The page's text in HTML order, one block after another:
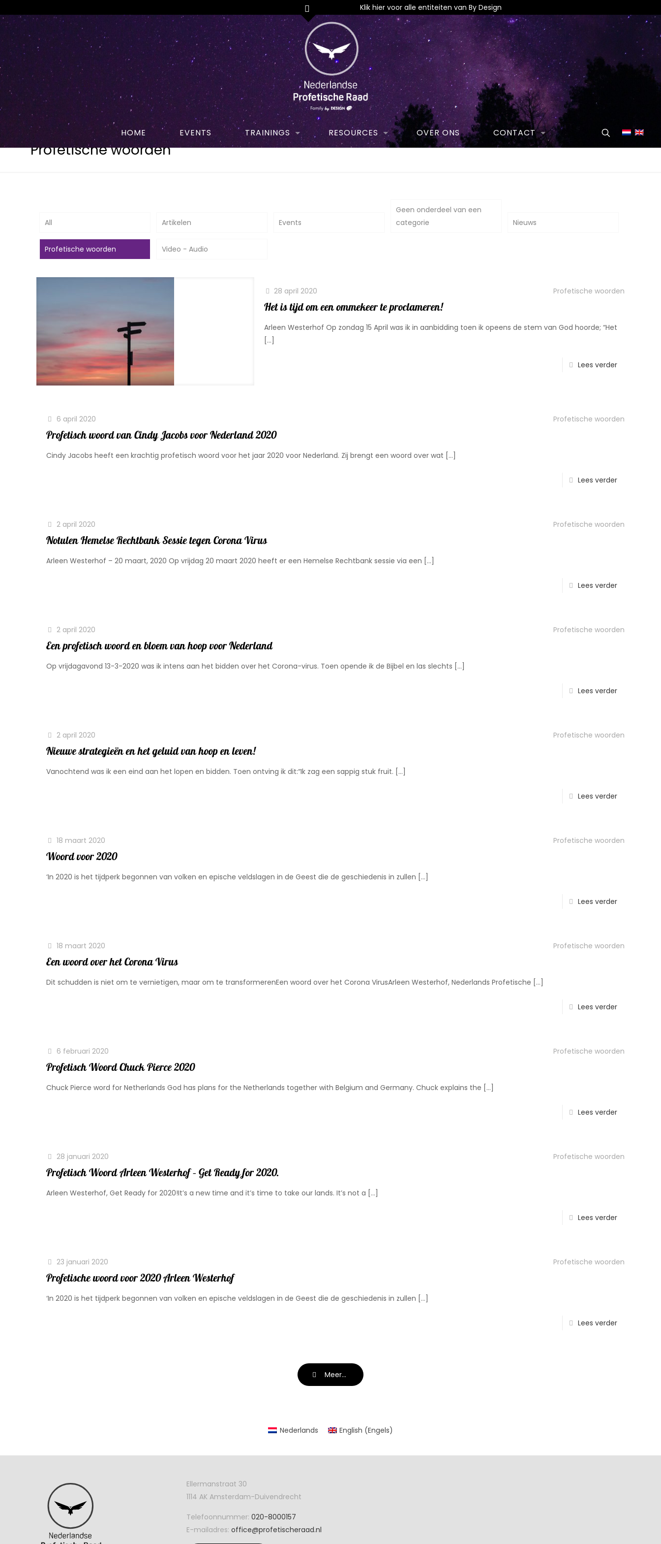
Klik hier voor alle entiteiten van By Design
HOME EVENTS TRAININGS RESOURCES OVER ONS CONTACT
Profetische woorden
All Artikelen Events
Geen onderdeel van een
categorie
Nieuws
Profetische woorden Video - Audio
28 april 2020 Profetische woorden
Het is tijd om een ommekeer te proclameren!
Arleen Westerhof Op zondag 15 April was ik in aanbidding toen ik opeens de stem van God hoorde; “Het
[…]
Lees verder
6 april 2020 Profetische woorden
Profetisch woord van Cindy Jacobs voor Nederland 2020
Cindy Jacobs heeft een krachtig profetisch woord voor het jaar 2020 voor Nederland. Zij brengt een woord over wat […]
Lees verder
2 april 2020 Profetische woorden
Notulen Hemelse Rechtbank Sessie tegen Corona Virus
Arleen Westerhof – 20 maart, 2020 Op vrijdag 20 maart 2020 heeft er een Hemelse Rechtbank sessie via een […]
Lees verder
2 april 2020 Profetische woorden
Een profetisch woord en bloem van hoop voor Nederland
Op vrijdagavond 13-3-2020 was ik intens aan het bidden over het Corona-virus. Toen opende ik de Bijbel en las slechts […]
Lees verder
2 april 2020 Profetische woorden
Nieuwe strategieën en het geluid van hoop en leven!
Vanochtend was ik een eind aan het lopen en bidden. Toen ontving ik dit:“Ik zag een sappig stuk fruit. […]
Lees verder
18 maart 2020 Profetische woorden
Woord voor 2020
‘In 2020 is het tijdperk begonnen van volken en epische veldslagen in de Geest die de geschiedenis in zullen […]
Lees verder
18 maart 2020 Profetische woorden
Een woord over het Corona Virus
Dit schudden is niet om te vernietigen, maar om te transformerenEen woord over het Corona VirusArleen Westerhof, Nederlands Profetische […]
Lees verder
6 februari 2020 Profetische woorden
Profetisch Woord Chuck Pierce 2020
Chuck Pierce word for Netherlands God has plans for the Netherlands together with Belgium and Germany. Chuck explains the […]
Lees verder
28 januari 2020 Profetische woorden
Profetisch Woord Arleen Westerhof – Get Ready for 2020.
Arleen Westerhof, Get Ready for 2020!It’s a new time and it’s time to take our lands. It’s not a […]
Lees verder
23 januari 2020 Profetische woorden
Profetische woord voor 2020 Arleen Westerhof
‘In 2020 is het tijdperk begonnen van volken en epische veldslagen in de Geest die de geschiedenis in zullen […]
Lees verder
Meer...
Ellermanstraat 30
1114 AK Amsterdam-Duivendrecht
Telefoonnummer: 020-8000157
E-mailadres: office@profetischeraad.nl
Nederlands English (Engels)